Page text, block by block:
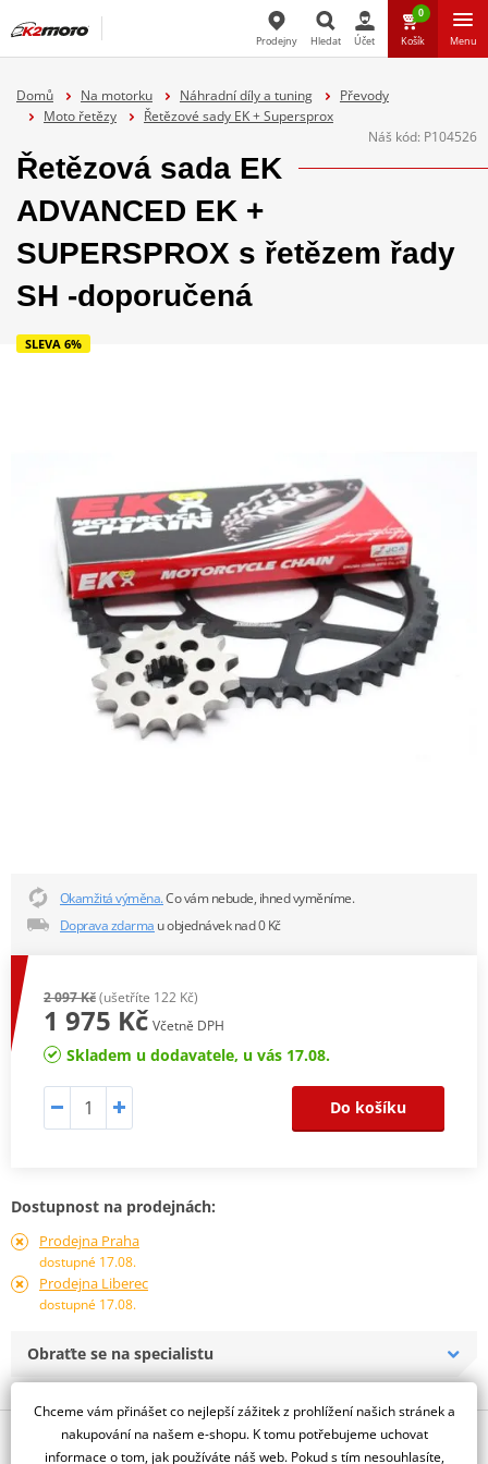
Prodejny Hledat Účet
0
Košík Menu
Domů Na motorku Náhradní díly a tuning
Převody
Moto řetězy
Řetězové sady EK + Supersprox
Náš kód: P104526
Řetězová sada EK
ADVANCED EK +
SUPERSPROX s řetězem řady
SH -doporučená
SLEVA 6%
Okamžitá výměna.Co vám nebude, ihned vyměníme.
Doprava zdarma u objednávek nad 0 Kč
2 097 Kč(ušetříte 122 Kč)
1 975 Kč Včetně DPH
Skladem u dodavatele, u vás 17.08.
Do košíku
Dostupnost na prodejnách:
Prodejna Praha
dostupné 17.08.
Prodejna Liberec
dostupné 17.08.
Obraťte se na specialistu
Popis a parametry
Chceme vám přinášet co nejlepší zážitek z prohlížení našich stránek a
nakupování na našem e-shopu. K tomu potřebujeme uchovat
informace o tom, jak používáte náš web. Pokud s tím nesouhlasíte,